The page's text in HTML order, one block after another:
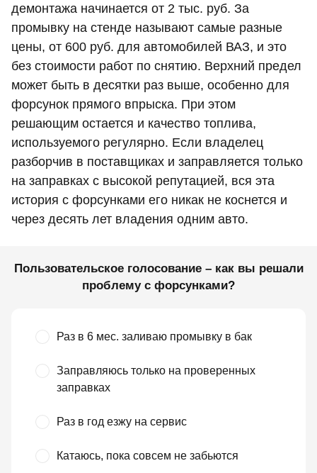
демонтажа начинается от 2 тыс. руб. За
промывку на стенде называют самые разные
цены, от 600 руб. для автомобилей ВАЗ, и это
без стоимости работ по снятию. Верхний предел
может быть в десятки раз выше, особенно для
форсунок прямого впрыска. При этом
решающим остается и качество топлива,
используемого регулярно. Если владелец
разборчив в поставщиках и заправляется только
на заправках с высокой репутацией, вся эта
история с форсунками его никак не коснется и
через десять лет владения одним авто.
Пользовательское голосование – как вы решали
проблему с форсунками?
Раз в 6 мес. заливаю промывку в бак
Заправляюсь только на проверенных
заправках
Раз в год езжу на сервис
Катаюсь, пока совсем не забьются